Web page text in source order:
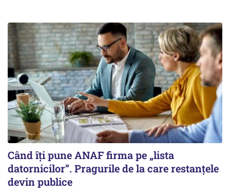
Când îți pune ANAF firma pe „lista
datornicilor”. Pragurile de la care restanțele
devin publice